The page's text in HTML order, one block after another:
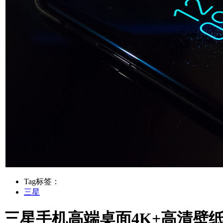
Tag标签：
三星
三星手机高端桌面4K+高清壁